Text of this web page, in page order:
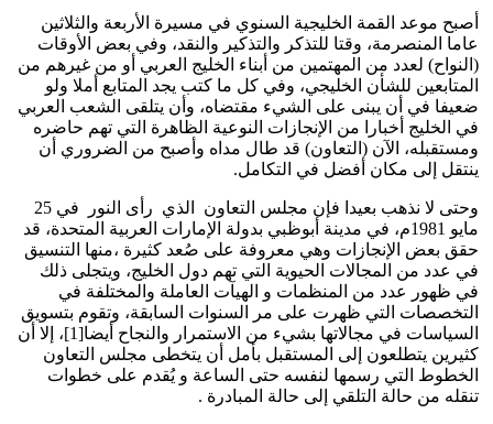
أصبح موعد القمة الخليجية السنوي في مسيرة الأربعة والثلاثين
عاما المنصرمة، وقتا للتذكر والتذكير والنقد، وفي بعض الأوقات
(النواح) لعدد من المهتمين من أبناء الخليج العربي أو من غيرهم من
المتابعين للشأن الخليجي، وفي كل ما كتب يجد المتابع أملا ولو
ضعيفا في أن يبنى على الشيء مقتضاه، وأن يتلقى الشعب العربي
في الخليج أخبارا من الإنجازات النوعية الظاهرة التي تهم حاضره
ومستقبله، الآن (التعاون) قد طال مداه وأصبح من الضروري أن
ينتقل إلى مكان أفضل في التكامل.
وحتى لا نذهب بعيدا فإن مجلس التعاون الذي رأى النور في 25
مايو 1981م، في مدينة أبوظبي بدولة الإمارات العربية المتحدة، قد
حقق بعض الإنجازات وهي معروفة على صُعد كثيرة ،منها التنسيق
في عدد من المجالات الحيوية التي تهم دول الخليج، ويتجلى ذلك
في ظهور عدد من المنظمات و الهيآت العاملة والمختلفة في
التخصصات التي ظهرت على مر السنوات السابقة، وتقوم بتسويق
السياسات في مجالاتها بشيء من الاستمرار والنجاح أيضا[1]، إلا أن
كثيرين يتطلعون إلى المستقبل بأمل أن يتخطى مجلس التعاون
الخطوط التي رسمها لنفسه حتى الساعة و يُقدم على خطوات
تنقله من حالة التلقي إلى حالة المبادرة .